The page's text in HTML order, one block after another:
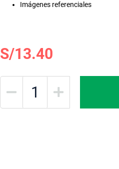
Imágenes referenciales
S/13.40